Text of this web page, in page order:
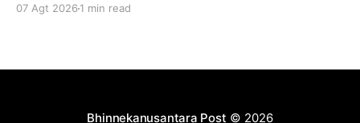
yang akan berlaga pada Turnamen Piala Soeratin U-
07 Agt 2026 1 min read
Bhinnekanusantara Post © 2026